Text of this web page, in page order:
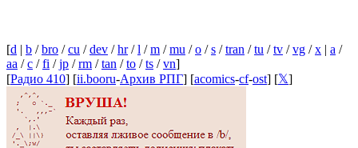
[d | b /bro /cu /dev /hr/l /m /mu /o /s /tran /tu /tv /vg /x | a /
aa /c /fi /jp /rm /tan /to /ts /vn]
[Радио 410] [ii.booru-Архив РПГ] [acomics-cf-ost] [𝕏]